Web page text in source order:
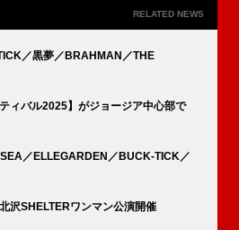
RELATED NEWS
／黒夢／BRAHMAN／THE
ィバル2025】がジョージア中心部で
／ELLEGARDEN／BUCK-TICK／
沢SHELTERワンマン公演開催